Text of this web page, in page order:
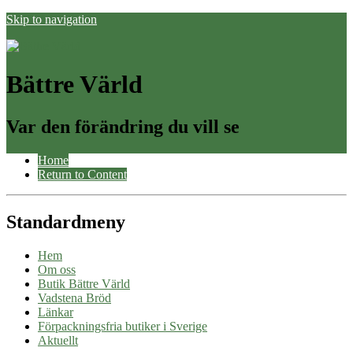
Skip to navigation
Bättre Värld
Var den förändring du vill se
Home
Return to Content
Standardmeny
Hem
Om oss
Butik Bättre Värld
Vadstena Bröd
Länkar
Förpackningsfria butiker i Sverige
Aktuellt